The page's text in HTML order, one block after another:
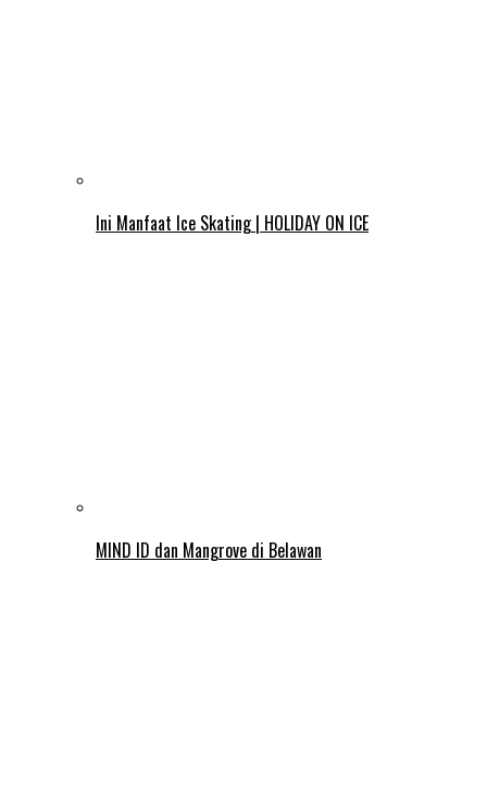
Ini Manfaat Ice Skating | HOLIDAY ON ICE
MIND ID dan Mangrove di Belawan